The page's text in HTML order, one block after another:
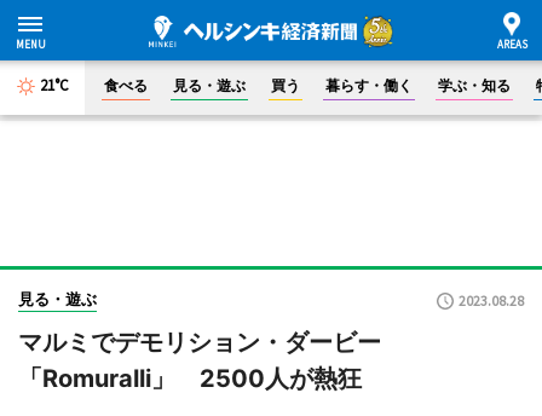
21°C 食べる 見る・遊ぶ 買う 暮らす・働く 学ぶ・知る
見る・遊ぶ 2023.08.28
マルミでデモリション・ダービー
「Romuralli」 2500人が熱狂